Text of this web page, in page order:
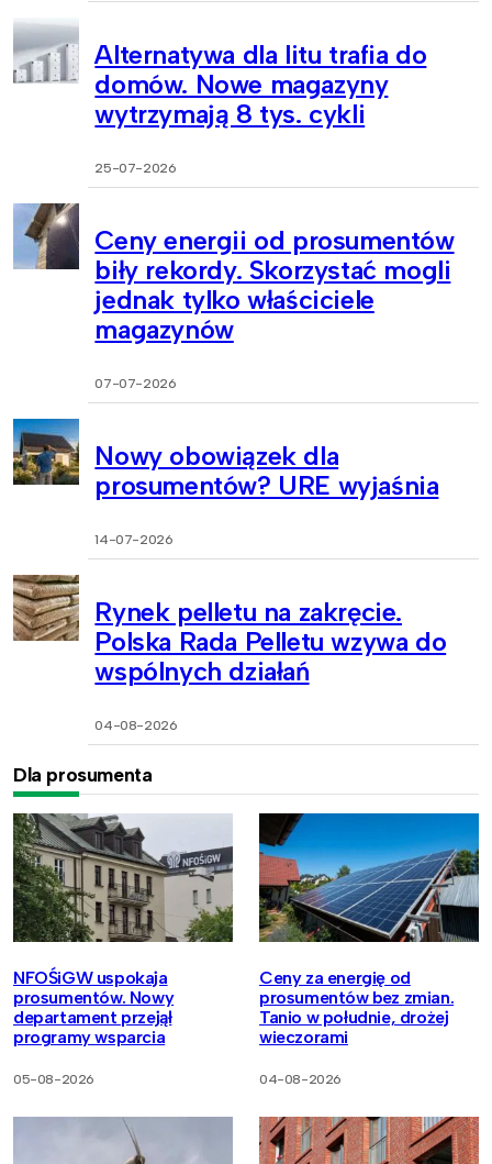
Alternatywa dla litu trafia do
domów. Nowe magazyny
wytrzymają 8 tys. cykli
25-07-2026
Ceny energii od prosumentów
biły rekordy. Skorzystać mogli
jednak tylko właściciele
magazynów
07-07-2026
Nowy obowiązek dla
prosumentów? URE wyjaśnia
14-07-2026
Rynek pelletu na zakręcie.
Polska Rada Pelletu wzywa do
wspólnych działań
04-08-2026
Dla prosumenta
NFOŚiGW uspokaja
prosumentów. Nowy
departament przejął
programy wsparcia
05-08-2026
Ceny za energię od
prosumentów bez zmian.
Tanio w południe, drożej
wieczorami
04-08-2026